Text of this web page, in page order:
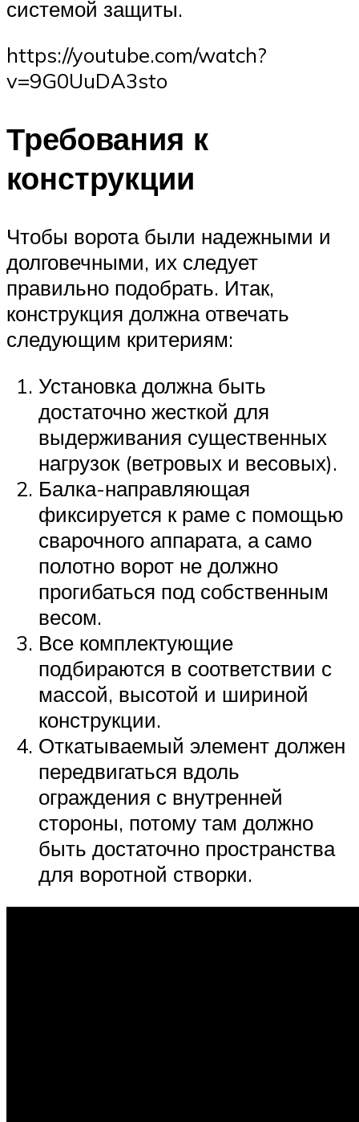
системой защиты.
https://youtube.com/watch?
v=9G0UuDA3sto
Требования к
конструкции
Чтобы ворота были надежными и
долговечными, их следует
правильно подобрать. Итак,
конструкция должна отвечать
следующим критериям:
Установка должна быть
достаточно жесткой для
выдерживания существенных
нагрузок (ветровых и весовых).
Балка-направляющая
фиксируется к раме с помощью
сварочного аппарата, а само
полотно ворот не должно
прогибаться под собственным
весом.
Все комплектующие
подбираются в соответствии с
массой, высотой и шириной
конструкции.
Откатываемый элемент должен
передвигаться вдоль
ограждения с внутренней
стороны, потому там должно
быть достаточно пространства
для воротной створки.